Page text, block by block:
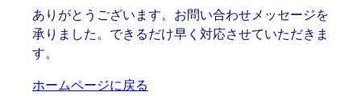
ありがとうございます。お問い合わせメッセージを
承りました。できるだけ早く対応させていただきま
す。
ホームページに戻る